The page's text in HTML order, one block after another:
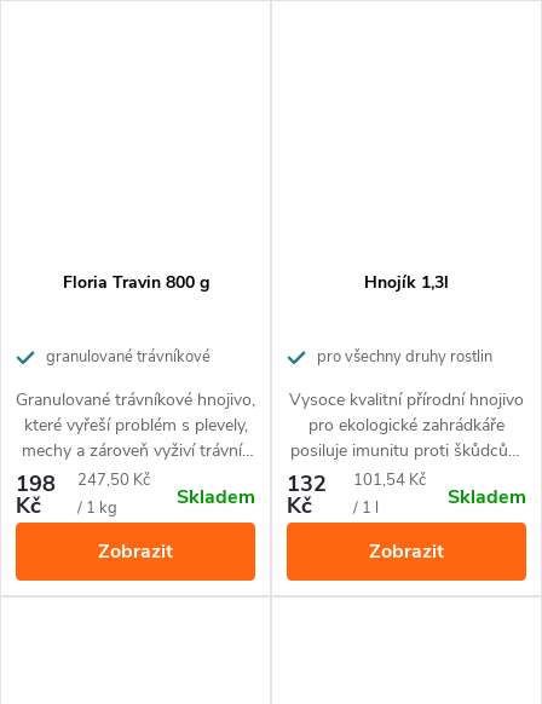
pro domácí mazlíčky. pro domácí mazlíčky.
Floria Travin 800 g
granulované trávníkové
účinkem proti plevelům a mechům
Granulované trávníkové hnojivo,
které vyřeší problém s plevely,
mechy a zároveň vyživí trávník
a aktivuje půdu. Působí po
dobu 2 měsíců. Jednoduchá
aplikace přímo do trávníku
pomocí praktického sypátka.
Hnojivo je bezpečné pro
domácí mazlíčky.
198
Kč
Měrná
cena:
247,50 Kč
/ 1 kg
Skladem
Zobrazit
Hnojík 1,3l
pro všechny druhy rostlin
Vysoce kvalitní přírodní hnojivo
pro ekologické zahrádkáře
posiluje imunitu proti škůdcům
a nemocem rostlin.
132
Kč
Měrná
cena:
101,54 Kč
/ 1 l
Skladem
Zobrazit